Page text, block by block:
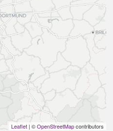
Leaflet | ©OpenStreetMapcontributors